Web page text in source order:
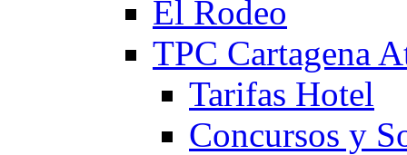
El Rodeo
TPC Cartagena
Tarifas Hotel
Concursos y